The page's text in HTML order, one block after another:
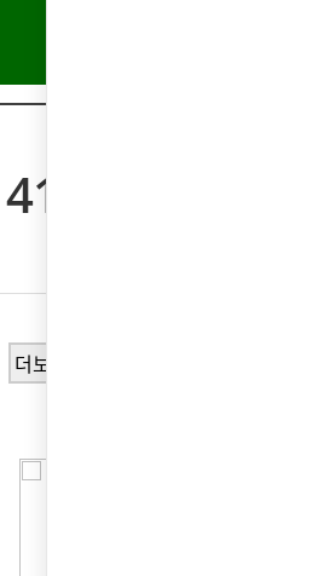
414,501
더보기